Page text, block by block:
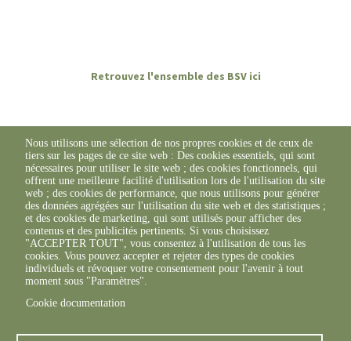
Retrouvez l'ensemble des BSV ici
Nous utilisons une sélection de nos propres cookies et de ceux de
tiers sur les pages de ce site web : Des cookies essentiels, qui sont
nécessaires pour utiliser le site web ; des cookies fonctionnels, qui
offrent une meilleure facilité d'utilisation lors de l'utilisation du site
web ; des cookies de performance, que nous utilisons pour générer
des données agrégées sur l'utilisation du site web et des statistiques ;
et des cookies de marketing, qui sont utilisés pour afficher des
contenus et des publicités pertinents. Si vous choisissez
"ACCEPTER TOUT", vous consentez à l'utilisation de tous les
cookies. Vous pouvez accepter et rejeter des types de cookies
individuels et révoquer votre consentement pour l'avenir à tout
moment sous "Paramètres".
Cookie documentation